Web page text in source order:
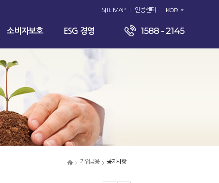
SITE MAP 인증센터 KOR
소비자보호 ESG 경영 1588 - 2145
기업금융 공지사항